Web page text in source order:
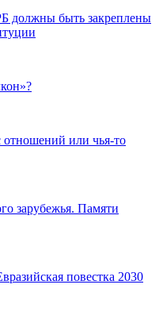
должны быть закреплены
отношений или чья-то
зарубежья. Памяти
повестка 2030